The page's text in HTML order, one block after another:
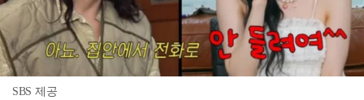
SBS 제공